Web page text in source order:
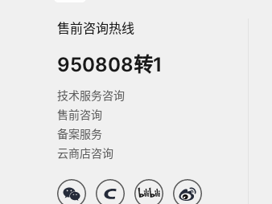
售前咨询热线
950808转1
技术服务咨询
售前咨询
备案服务
云商店咨询